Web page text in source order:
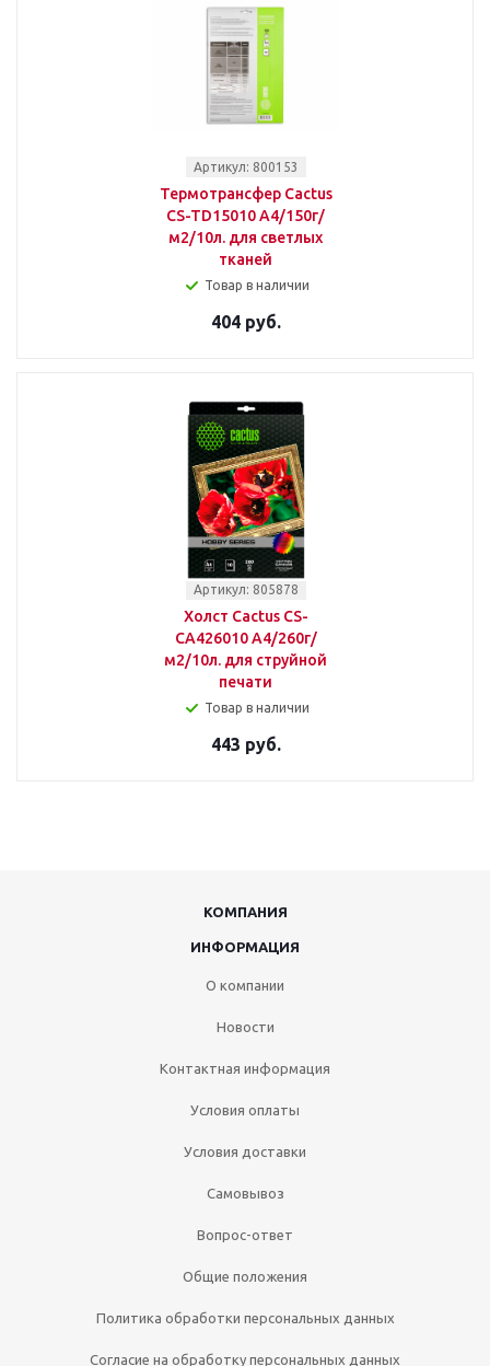
Артикул: 800153
Термотрансфер Cactus
CS-TD15010 A4/150г/
м2/10л. для светлых
тканей
Товар в наличии
404 руб.
Артикул: 805878
Холст Cactus CS-
CA426010 A4/260г/
м2/10л. для струйной
печати
Товар в наличии
443 руб.
КОМПАНИЯ
ИНФОРМАЦИЯ
О компании
Новости
Контактная информация
Условия оплаты
Условия доставки
Самовывоз
Вопрос-ответ
Общие положения
Политика обработки персональных данных
Согласие на обработку персональных данных